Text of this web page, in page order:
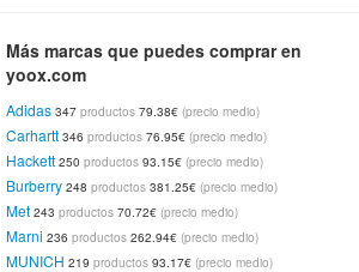
Cycle Camisas De Manga LargaTienda: yoox.com
Marca:Cycle
55€
Cycle Pantalones VaquerosTienda:yoox.com
Cycle
55€
Más marcas que puedes comprar en
yoox.com
Adidas 347productos 79.38€ (precio medio)
Carhartt 346productos 76.95€ (precio medio)
Hackett 250productos 93.15€ (precio medio)
Burberry 248productos 381.25€ (precio medio)
Met 243productos 70.72€ (precio medio)
Marni 236productos 262.94€ (precio medio)
MUNICH 219productos 93.17€ (precio medio)